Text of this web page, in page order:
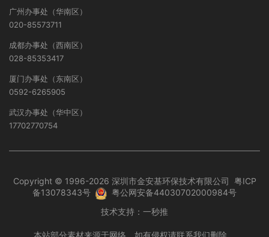
广州办事处（华南区）
020-85573711
成都办事处（西南区）
028-85353417
厦门办事处（东南区）
0592-6265905
武汉办事处（华中区）
17702770754
Copyright © 1996-2026 深圳市金安基环保技术有限公司 粤ICP
备13078343号
粤公网安备44030702000984号
技术支持： 一秒推
本站部分素材来源于网络，如有侵权请联系我们删除。